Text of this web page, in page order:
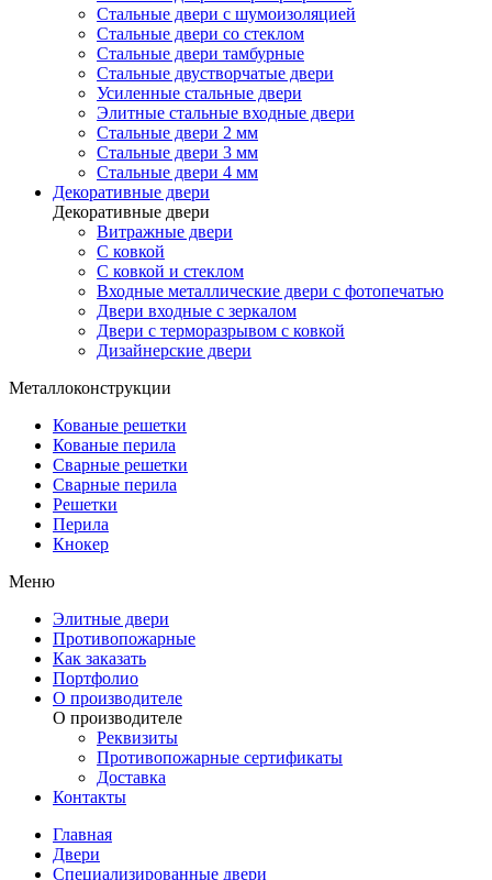
Стальные двери с шумоизоляцией
Стальные двери со стеклом
Стальные двери тамбурные
Стальные двустворчатые двери
Усиленные стальные двери
Элитные стальные входные двери
Стальные двери 2 мм
Стальные двери 3 мм
Стальные двери 4 мм
Декоративные двери
Декоративные двери
Витражные двери
С ковкой
С ковкой и стеклом
Входные металлические двери с фотопечатью
Двери входные с зеркалом
Двери с терморазрывом с ковкой
Дизайнерские двери
Металлоконструкции
Кованые решетки
Кованые перила
Сварные решетки
Сварные перила
Решетки
Перила
Кнокер
Меню
Элитные двери
Противопожарные
Как заказать
Портфолио
О производителе
О производителе
Реквизиты
Противопожарные сертификаты
Доставка
Контакты
Главная
Двери
Специализированные двери